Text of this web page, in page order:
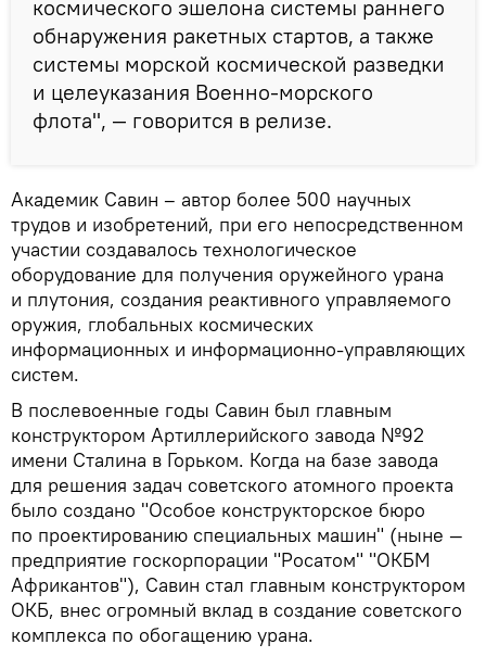
космического эшелона системы раннего
обнаружения ракетных стартов, а также
системы морской космической разведки
и целеуказания Военно-морского
флота", — говорится в релизе.
Академик Савин – автор более 500 научных
трудов и изобретений, при его непосредственном
участии создавалось технологическое
оборудование для получения оружейного урана
и плутония, создания реактивного управляемого
оружия, глобальных космических
информационных и информационно-управляющих
систем.
В послевоенные годы Савин был главным
конструктором Артиллерийского завода №92
имени Сталина в Горьком. Когда на базе завода
для решения задач советского атомного проекта
было создано "Особое конструкторское бюро
по проектированию специальных машин" (ныне —
предприятие госкорпорации "Росатом" "ОКБМ
Африкантов"), Савин стал главным конструктором
ОКБ, внес огромный вклад в создание советского
комплекса по обогащению урана.